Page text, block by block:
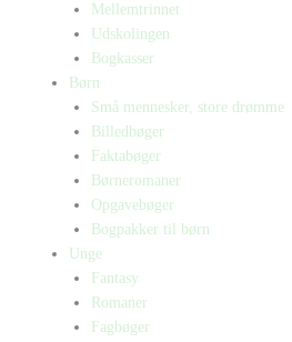
Mellemtrinnet
Udskolingen
Bogkasser
Børn
Små mennesker, store drømme
Billedbøger
Faktabøger
Børneromaner
Opgavebøger
Bogpakker til børn
Unge
Fantasy
Romaner
Fagbøger